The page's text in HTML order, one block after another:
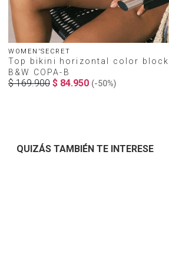
WOMEN'SECRET
Top bikini horizontal color block
B&W COPA-B
$ 169.900 $ 84.950 (-50%)
QUIZÁS TAMBIÉN TE INTERESE